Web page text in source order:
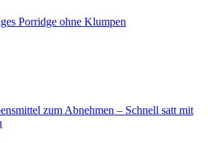
Porridge ohne Klumpen
zum Abnehmen – Schnell satt mit